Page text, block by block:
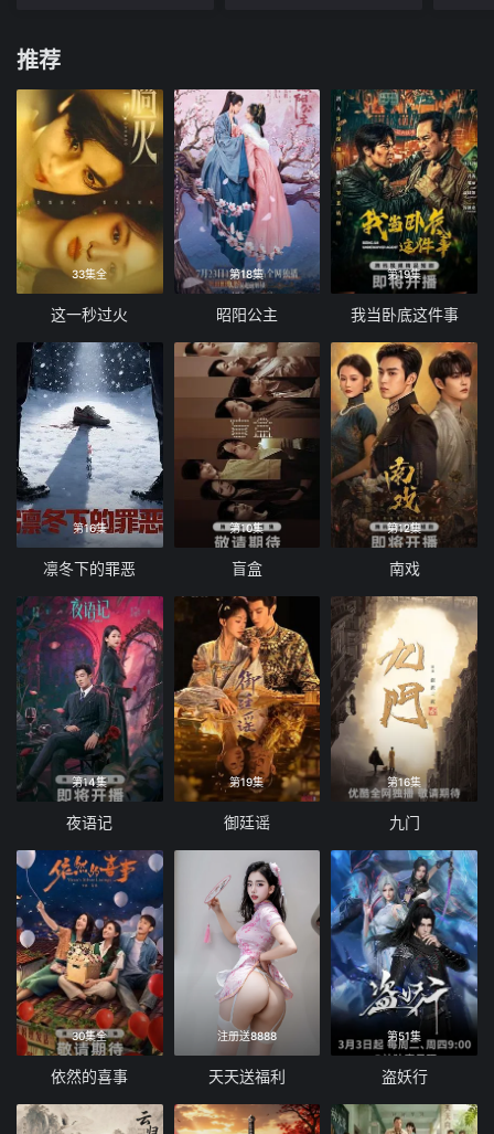
推荐
33集全
这一秒过火
第18集
昭阳公主
第19集
我当卧底这件事
第16集
凛冬下的罪恶
第10集
盲盒
第12集
南戏
第14集
夜语记
第19集
御廷谣
第16集
九门
30集全
依然的喜事
注册送8888
天天送福利
第51集
盗妖行